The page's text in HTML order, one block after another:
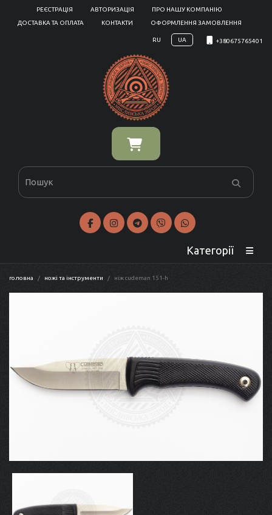
РЕЄСТРАЦІЯ АВТОРИЗАЦІЯ
ПРО НАШУ КОМПАНІЮ
ДОСТАВКА ТА ОПЛАТА
КОНТАКТИ ОФОРМЛЕННЯ ЗАМОВЛЕННЯ
RU UA +380675765401
Категорії
головна ножі та інструменти ніж cudeman 151-h